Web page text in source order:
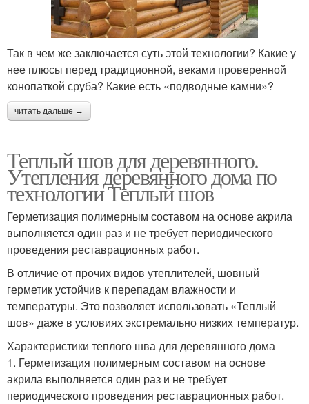
Так в чем же заключается суть этой технологии? Какие у
нее плюсы перед традиционной, веками проверенной
конопаткой сруба? Какие есть «подводные камни»?
читать дальше →
Теплый шов для деревянного.
Утепления деревянного дома по
технологии Теплый шов
Герметизация полимерным составом на основе акрила
выполняется один раз и не требует периодического
проведения реставрационных работ.
В отличие от прочих видов утеплителей, шовный
герметик устойчив к перепадам влажности и
температуры. Это позволяет использовать «Теплый
шов» даже в условиях экстремально низких температур.
Характеристики теплого шва для деревянного дома
1. Герметизация полимерным составом на основе
акрила выполняется один раз и не требует
периодического проведения реставрационных работ.